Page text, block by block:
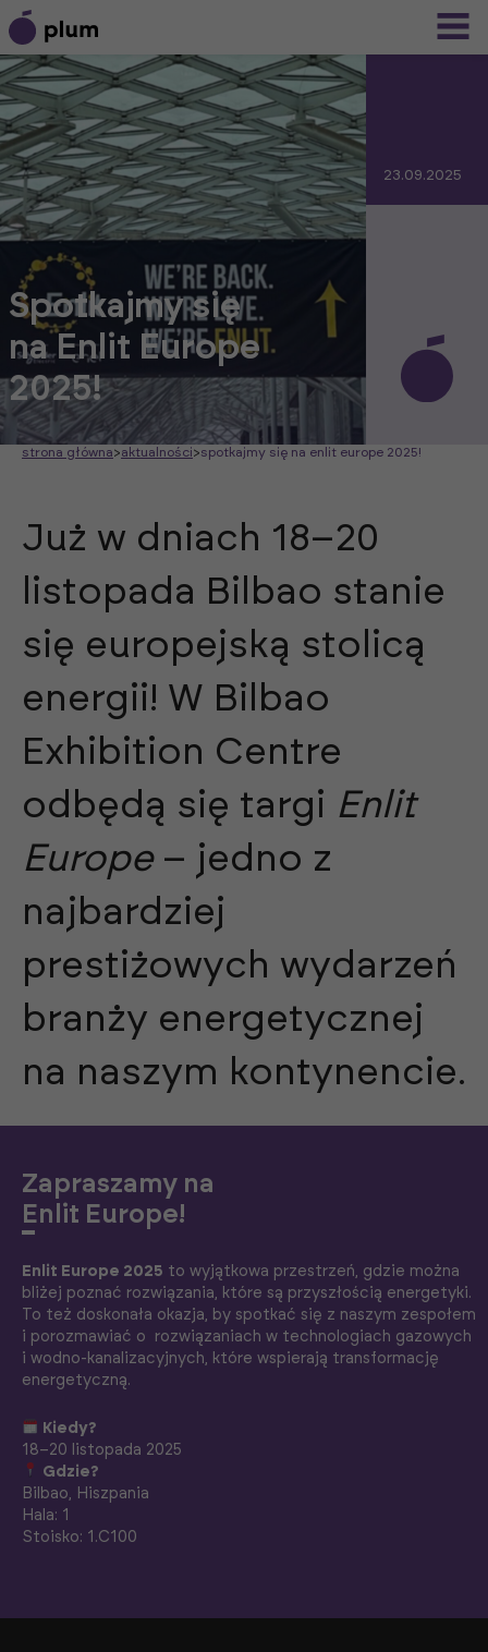
Spotkajmy się
na Enlit Europe
2025!
23.09.2025
strona główna>aktualności>spotkajmy się na enlit europe 2025!
Już w dniach 18–20
listopada Bilbao stanie
się europejską stolicą
energii! W Bilbao
Exhibition Centre
odbędą się targi Enlit
Europe– jedno z
najbardziej
prestiżowych wydarzeń
branży energetycznej
na naszym kontynencie.
Zapraszamy na
Enlit Europe!
Enlit Europe 2025 to wyjątkowa przestrzeń, gdzie można
bliżej poznać rozwiązania, które są przyszłością energetyki.
To też doskonała okazja, by spotkać się z naszym zespołem
i porozmawiać o rozwiązaniach w technologiach gazowych
i wodno-kanalizacyjnych, które wspierają transformację
energetyczną.
Kiedy?
18–20 listopada 2025
Gdzie?
Bilbao, Hiszpania
Hala: 1
Stoisko: 1.C100